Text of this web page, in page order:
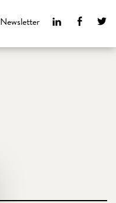
LinkedIn
Newsletter